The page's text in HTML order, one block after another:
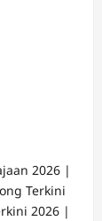
2026 |
Terkini
2026 |